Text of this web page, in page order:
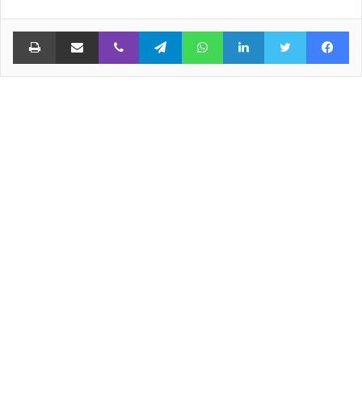
فيسبوك تويتر لينكدإن واتساب تيلقرام ڤايبر مشاركة عبر البريد